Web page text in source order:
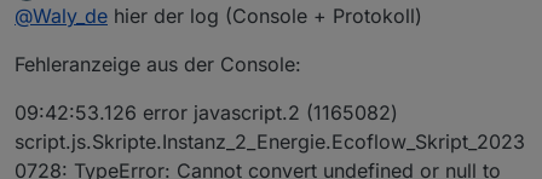
Offline
@Waly_de hier der log (Console + Protokoll)
Fehleranzeige aus der Console:
09:42:53.126 error javascript.2 (1165082)
script.js.Skripte.Instanz_2_Energie.Ecoflow_Skript_2023
0728: TypeError: Cannot convert undefined or null to